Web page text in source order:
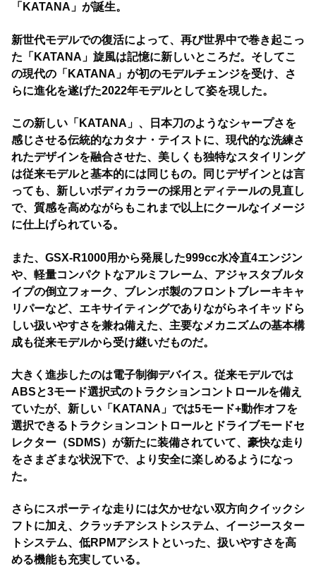
「KATANA」が誕生。
新世代モデルでの復活によって、再び世界中で巻き起こっ
た「KATANA」旋風は記憶に新しいところだ。そしてこ
の現代の「KATANA」が初のモデルチェンジを受け、さ
らに進化を遂げた2022年モデルとして姿を現した。
この新しい「KATANA」、日本刀のようなシャープさを
感じさせる伝統的なカタナ・テイストに、現代的な洗練さ
れたデザインを融合させた、美しくも独特なスタイリング
は従来モデルと基本的には同じもの。同じデザインとは言
っても、新しいボディカラーの採用とディテールの見直し
で、質感を高めながらもこれまで以上にクールなイメージ
に仕上げられている。
また、GSX-R1000用から発展した999cc水冷直4エンジン
や、軽量コンパクトなアルミフレーム、アジャスタブルタ
イプの倒立フォーク、ブレンボ製のフロントブレーキキャ
リパーなど、エキサイティングでありながらネイキッドら
しい扱いやすさを兼ね備えた、主要なメカニズムの基本構
成も従来モデルから受け継いだものだ。
大きく進歩したのは電子制御デバイス。従来モデルでは
ABSと3モード選択式のトラクションコントロールを備え
ていたが、新しい「KATANA」では5モード+動作オフを
選択できるトラクションコントロールとドライブモードセ
レクター（SDMS）が新たに装備されていて、豪快な走り
をさまざまな状況下で、より安全に楽しめるようになっ
た。
さらにスポーティな走りには欠かせない双方向クイックシ
フトに加え、クラッチアシストシステム、イージースター
トシステム、低RPMアシストといった、扱いやすさを高
める機能も充実している。